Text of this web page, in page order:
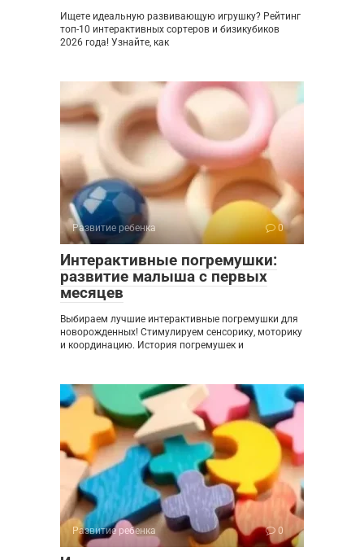
Ищете идеальную развивающую игрушку? Рейтинг
топ-10 интерактивных сортеров и бизикубиков
2026 года! Узнайте, как
Развитие ребенка 0
Интерактивные погремушки:
развитие малыша с первых
месяцев
Выбираем лучшие интерактивные погремушки для
новорожденных! Стимулируем сенсорику, моторику
и координацию. История погремушек и
Развитие ребенка 0